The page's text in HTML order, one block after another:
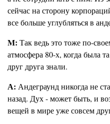
сейчас на сторону
все больше углубляться в
M: Так ведь это тоже по-
атмосфера 80-х, когда была
друг друга знали.
А: Андеграунд никогда не
назад. Дух - может быть, и
вещей в мире уже совсем